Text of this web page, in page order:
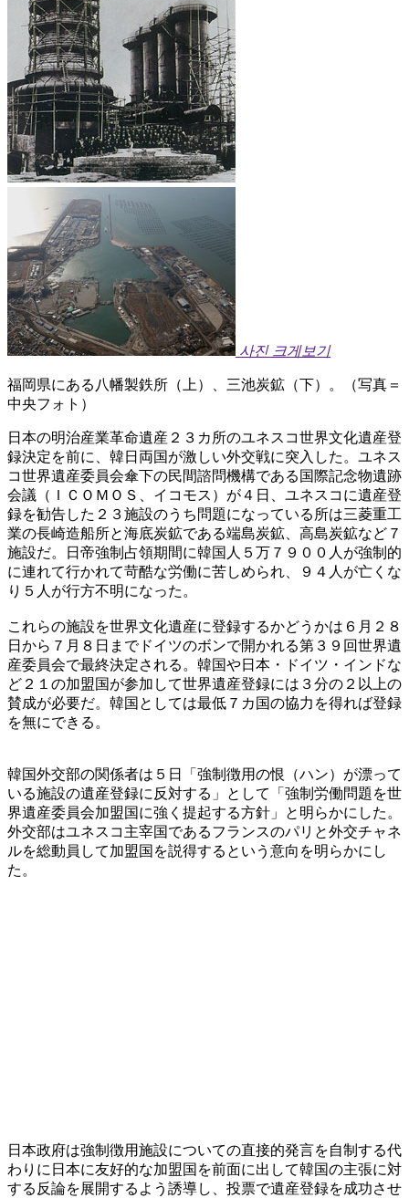
사진 크게보기
福岡県にある八幡製鉄所（上）、三池炭鉱（下）。（写真＝
中央フォト）
日本の明治産業革命遺産２３カ所のユネスコ世界文化遺産登
録決定を前に、韓日両国が激しい外交戦に突入した。ユネス
コ世界遺産委員会傘下の民間諮問機構である国際記念物遺跡
会議（ＩＣＯＭＯＳ、イコモス）が４日、ユネスコに遺産登
録を勧告した２３施設のうち問題になっている所は三菱重工
業の長崎造船所と海底炭鉱である端島炭鉱、高島炭鉱など７
施設だ。日帝強制占領期間に韓国人５万７９００人が強制的
に連れて行かれて苛酷な労働に苦しめられ、９４人が亡くな
り５人が行方不明になった。
これらの施設を世界文化遺産に登録するかどうかは６月２８
日から７月８日までドイツのボンで開かれる第３９回世界遺
産委員会で最終決定される。韓国や日本・ドイツ・インドな
ど２１の加盟国が参加して世界遺産登録には３分の２以上の
賛成が必要だ。韓国としては最低７カ国の協力を得れば登録
を無にできる。
韓国外交部の関係者は５日「強制徴用の恨（ハン）が漂って
いる施設の遺産登録に反対する」として「強制労働問題を世
界遺産委員会加盟国に強く提起する方針」と明らかにした。
外交部はユネスコ主宰国であるフランスのパリと外交チャネ
ルを総動員して加盟国を説得するという意向を明らかにし
た。
日本政府は強制徴用施設についての直接的発言を自制する代
わりに日本に友好的な加盟国を前面に出して韓国の主張に対
する反論を展開するよう誘導し、投票で遺産登録を成功させ